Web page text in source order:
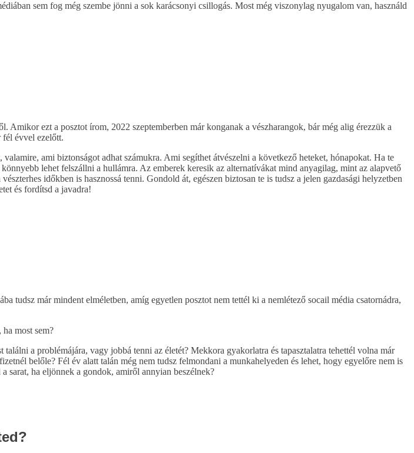
sem fog még szembe jönni a sok karácsonyi csillogás. Most még viszonylag nyugalom van, használd
ezt a posztot írom, 2022 szeptemberben már konganak a vészharangok, bár még alig érezzük a
évvel ezelőtt.
ami biztonságot adhat számukra. Ami segíthet átvészelni a következő heteket, hónapokat. Ha te
lehet felszállni a hullámra. Az emberek keresik az alternatívákat mind anyagilag, mint az alapvető
időkben is hasznossá tenni. Gondold át, egészen biztosan te is tudsz a jelen gazdasági helyzetben
és fordítsd a javadra!
tudsz már mindent elméletben, amíg egyetlen posztot nem tettél ki a nemlétező socail média csatornádra,
most sem?
a problémájára, vagy jobbá tenni az életét? Mekkora gyakorlatra és tapasztalatra tehettél volna már
belőle? Fél év alatt talán még nem tudsz felmondani a munkahelyeden és lehet, hogy egyelőre nem is
sarat, ha eljönnek a gondok, amiről annyian beszélnek?